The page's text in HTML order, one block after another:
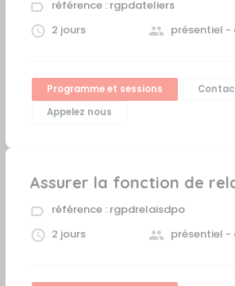
référence : rgpdateliers
2 jours
présentiel -
Programme et sessions
Appelez nous
Assurer la fonction de
référence : rgpdrelaisdpo
2 jours
présentiel -